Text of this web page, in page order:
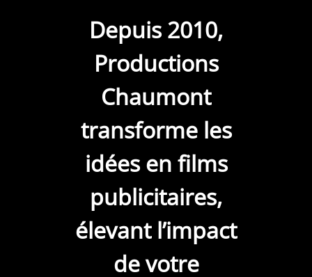
Depuis 2010,
Productions
Chaumont
transforme les
idées en films
publicitaires,
élevant l’impact
de votre